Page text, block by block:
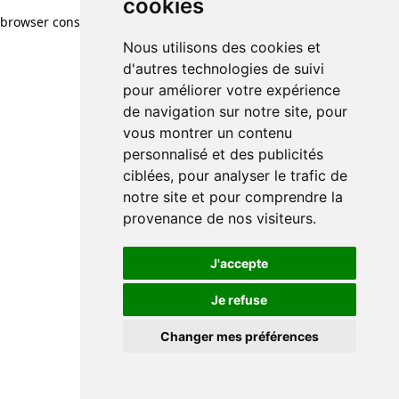
cookies
Nous utilisons des cookies et
d'autres technologies de suivi
pour améliorer votre expérience
de navigation sur notre site, pour
vous montrer un contenu
personnalisé et des publicités
ciblées, pour analyser le trafic de
notre site et pour comprendre la
provenance de nos visiteurs.
J'accepte
Je refuse
Changer mes préférences
browser console for more information)